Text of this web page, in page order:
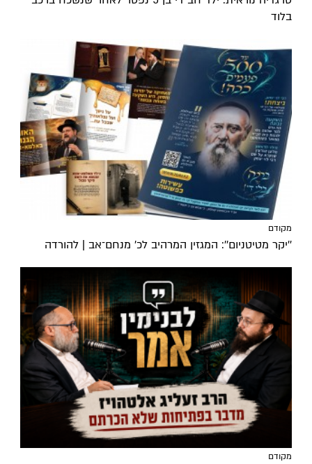
בלוד
מקודם
''יקר מטיטניום'': המגזין המרהיב לכ’ מנחם־אב | להורדה
מקודם